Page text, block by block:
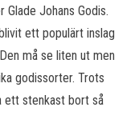
Glade Johans Godis.
ett populärt inslag
må se liten ut men
godissorter. Trots
ett stenkast bort så